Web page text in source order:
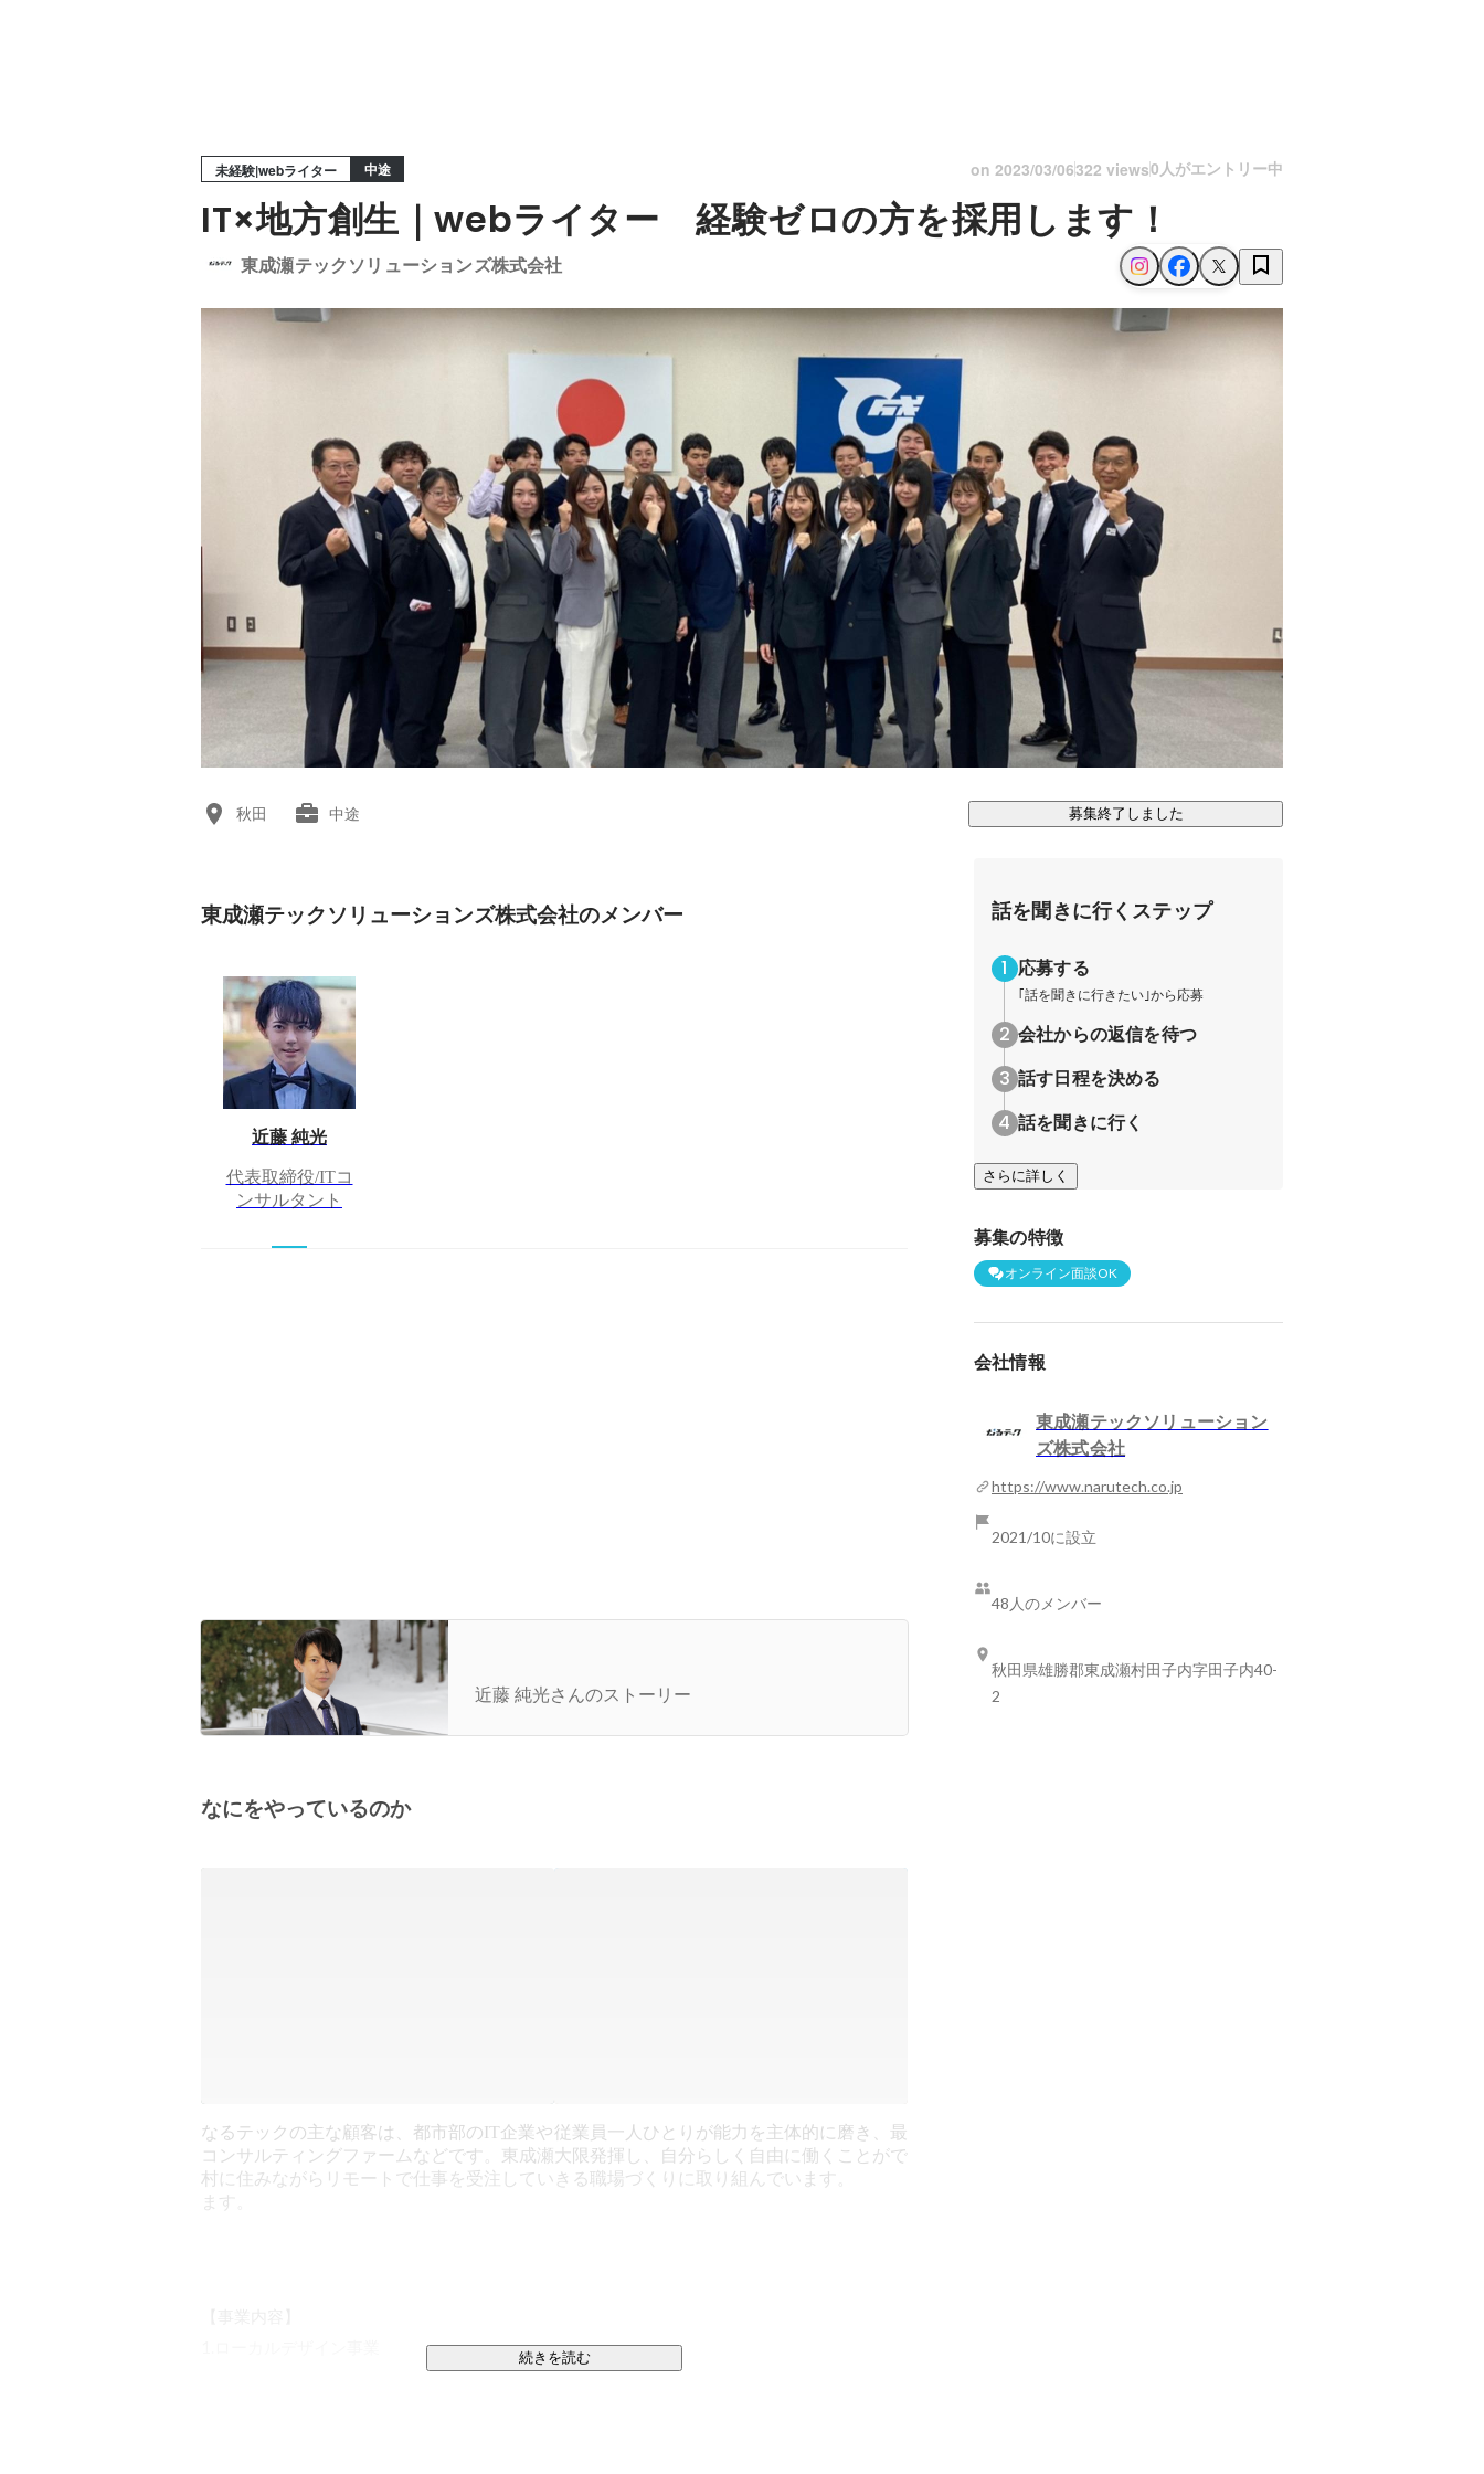
未経験|webライター 中途 on 2023/03/06322 views0人がエントリー中
IT×地方創生｜webライター 経験ゼロの方を採用します！
東成瀬テックソリューションズ株式会社
秋田 中途 募集終了しました
東成瀬テックソリューションズ株式会社のメンバー
近藤 純光
代表取締役/ITコ
ンサルタント
DJ！？怒涛の人生を歩んだ近藤社長が想い描く未
来とは。
近藤 純光さんのストーリー
なにをやっているのか
なるテックの主な顧客は、都市部のIT企業や
コンサルティングファームなどです。東成瀬
村に住みながらリモートで仕事を受注してい
ます。
従業員一人ひとりが能力を主体的に磨き、最
大限発揮し、自分らしく自由に働くことがで
きる職場づくりに取り組んでいます。
続きを読む
話を聞きに行くステップ
応募する
｢話を聞きに行きたい｣から応募
会社からの返信を待つ
話す日程を決める
話を聞きに行く
さらに詳しく
募集の特徴
オンライン面談OK
会社情報
東成瀬テックソリューション
ズ株式会社
https://www.narutech.co.jp
2021/10に設立
48人のメンバー
秋田県雄勝郡東成瀬村田子内字田子内40-
2